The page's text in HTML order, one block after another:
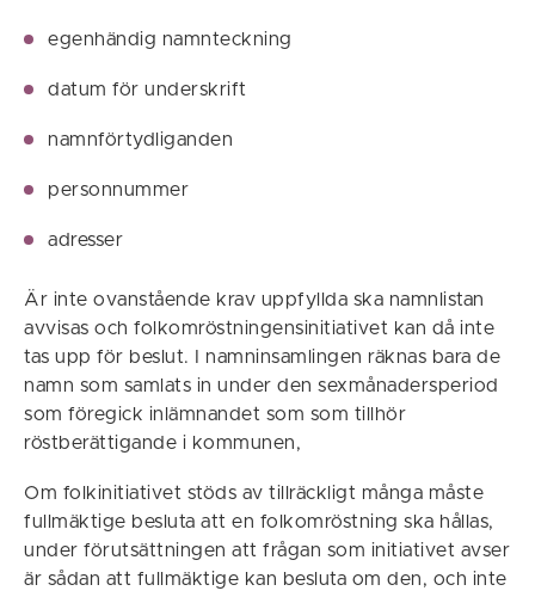
egenhändig namnteckning
datum för underskrift
namnförtydliganden
personnummer
adresser
Är inte ovanstående krav uppfyllda ska namnlistan
avvisas och folkomröstningensinitiativet kan då inte
tas upp för beslut. I namninsamlingen räknas bara de
namn som samlats in under den sexmånadersperiod
som föregick inlämnandet som som tillhör
röstberättigande i kommunen,
Om folkinitiativet stöds av tillräckligt många måste
fullmäktige besluta att en folkomröstning ska hållas,
under förutsättningen att frågan som initiativet avser
är sådan att fullmäktige kan besluta om den, och inte